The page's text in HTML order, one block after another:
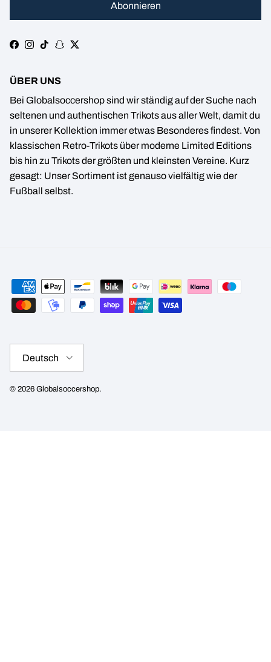
Abonnieren
Facebook
Instagram
TikTokSnapchat
Twitter
ÜBER UNS
Bei Globalsoccershop sind wir ständig auf der Suche nach
seltenen und authentischen Trikots aus aller Welt, damit du
in unserer Kollektion immer etwas Besonderes findest. Von
klassischen Retro-Trikots über moderne Limited Editions
bis hin zu Trikots der größten und kleinsten Vereine. Kurz
gesagt: Unser Sortiment ist genauso vielfältig wie der
Fußball selbst.
Deutsch
© 2026 Globalsoccershop.